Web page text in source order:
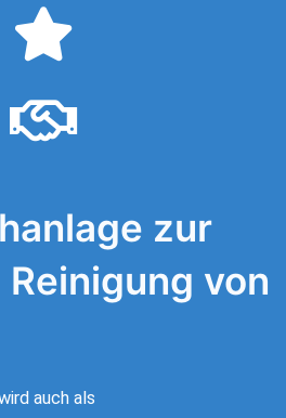
zur
von
auch als